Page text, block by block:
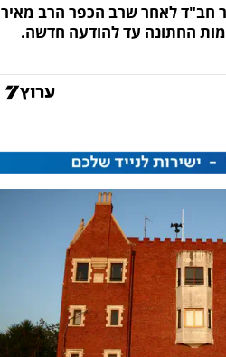
חב"ד לאחר שרב הכפר הרב מאיר
החתונה עד להודעה חדשה.